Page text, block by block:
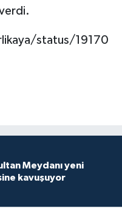
status/19170
Meydanı yeni
kavuşuyor